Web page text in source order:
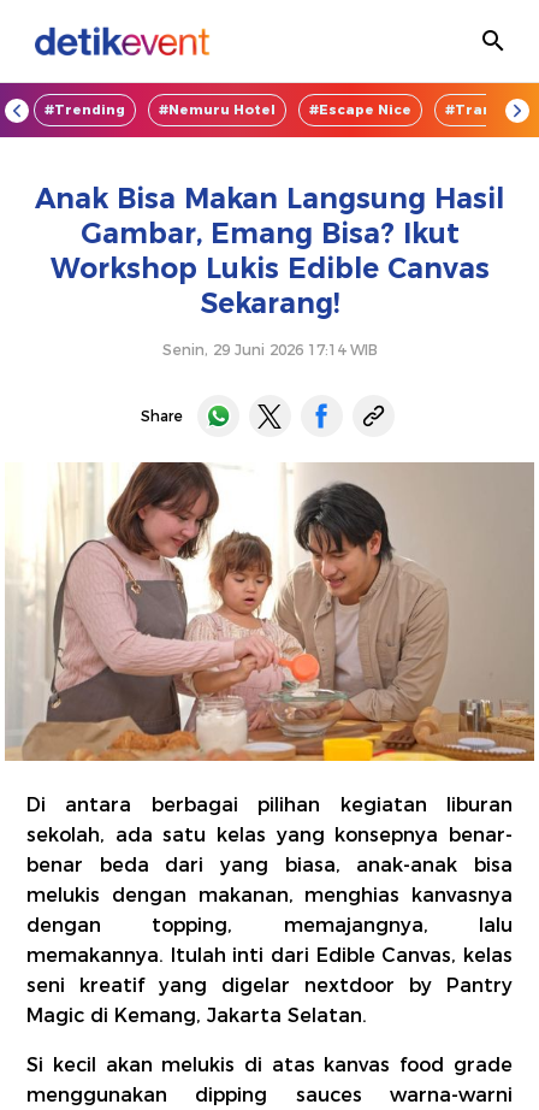
#Trending #Nemuru Hotel #Escape Nice
Anak Bisa Makan Langsung Hasil
Gambar, Emang Bisa? Ikut
Workshop Lukis Edible Canvas
Sekarang!
Senin, 29 Juni 2026 17:14 WIB
Share
Di antara berbagai pilihan kegiatan liburan
sekolah, ada satu kelas yang konsepnya benar-
benar beda dari yang biasa, anak-anak bisa
melukis dengan makanan, menghias kanvasnya
dengan topping, memajangnya, lalu
memakannya. Itulah inti dari Edible Canvas, kelas
seni kreatif yang digelar nextdoor by Pantry
Magic di Kemang, Jakarta Selatan.
Si kecil akan melukis di atas kanvas food grade
menggunakan dipping sauces warna-warni